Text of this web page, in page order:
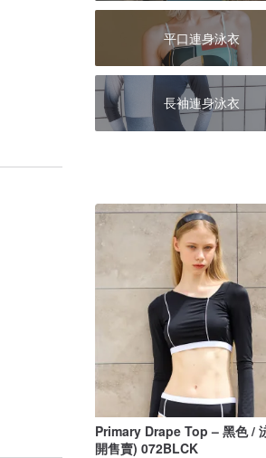
平口連身泳衣
長袖連身泳衣
Primary Drape Top – 黑色 /
開售賣) 072BLCK